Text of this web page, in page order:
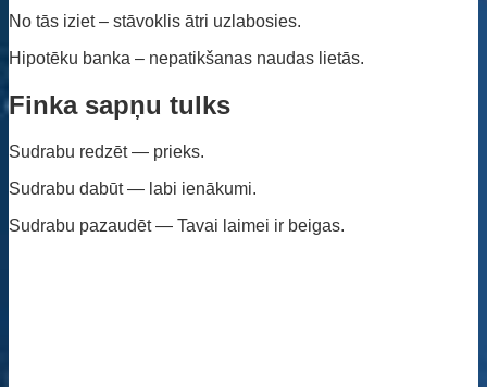
No tās iziet – stāvoklis ātri uzlabosies.
Hipotēku banka – nepatikšanas naudas lietās.
Finka sapņu tulks
Sudrabu redzēt — prieks.
Sudrabu dabūt — labi ienākumi.
Sudrabu pazaudēt — Tavai laimei ir beigas.